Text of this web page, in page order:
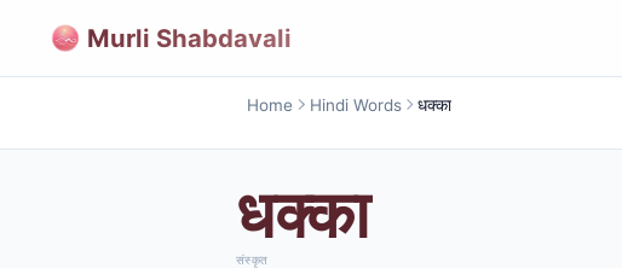
Murli Shabdavali
Home Hindi Words धक्का
धक्का
संस्कृत